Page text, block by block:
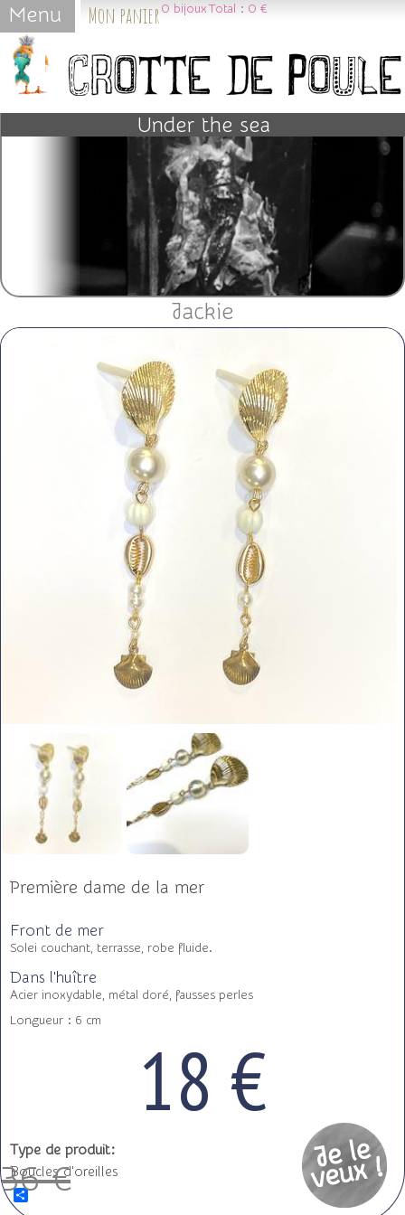
Jump to navigation
Mon panier0 bijouxTotal : 0 €
Jackie
Under the sea
Première dame de la mer
Front de mer
Solei couchant, terrasse, robe fluide.
Dans l'huître
Acier inoxydable, métal doré, fausses perles
Longueur : 6 cm
36 €
18 €
Type de produit:
Boucles d'oreilles
S
Menu